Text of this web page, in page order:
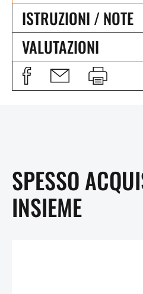
ISTRUZIONI / NOTE
VALUTAZIONI
SPESSO
INSIEME